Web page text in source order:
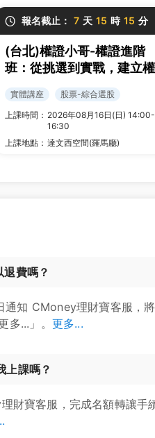
報名截止： 7 天 15 時 15 分
(台北)權證小哥-權證進階
班：從挑選到實戰，建立權
實體講座
股票-綜合選股
上課時間： 2026年08月16日(日) 14:00-
16:30
上課地點： 達文西空間(羅馬廳)
費嗎？
知 CMoney理財寶客服，
...」。 更多...
上課嗎？
財寶客服，完成名額轉讓